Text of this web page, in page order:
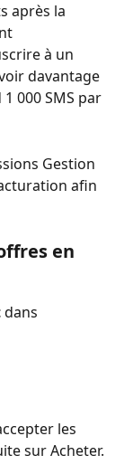
après la
à un
davantage
000 SMS par
Gestion
afin
en
dans
les
sur Acheter.